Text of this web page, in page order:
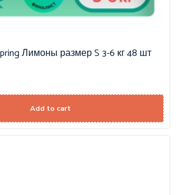
Лимоны размер S 3-6 кг 48 шт
Add to cart